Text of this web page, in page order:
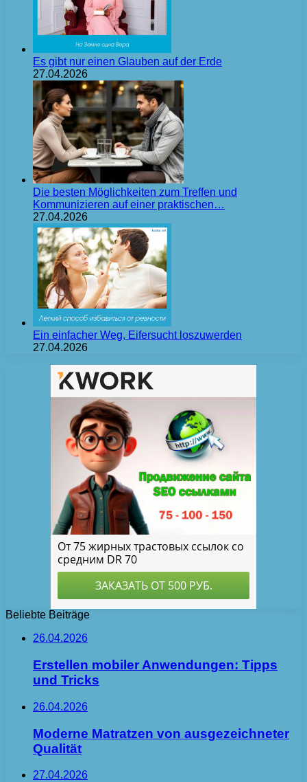
Es gibt nur einen Glauben auf der Erde
27.04.2026
Die besten Möglichkeiten zum Treffen und
Kommunizieren auf einer praktischen…
27.04.2026
Ein einfacher Weg, Eifersucht loszuwerden
27.04.2026
Beliebte Beiträge
26.04.2026
Erstellen mobiler Anwendungen: Tipps
und Tricks
26.04.2026
Moderne Matratzen von ausgezeichneter
Qualität
27.04.2026